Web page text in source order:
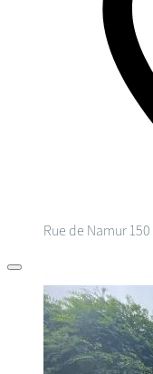
Rue de Namur 150